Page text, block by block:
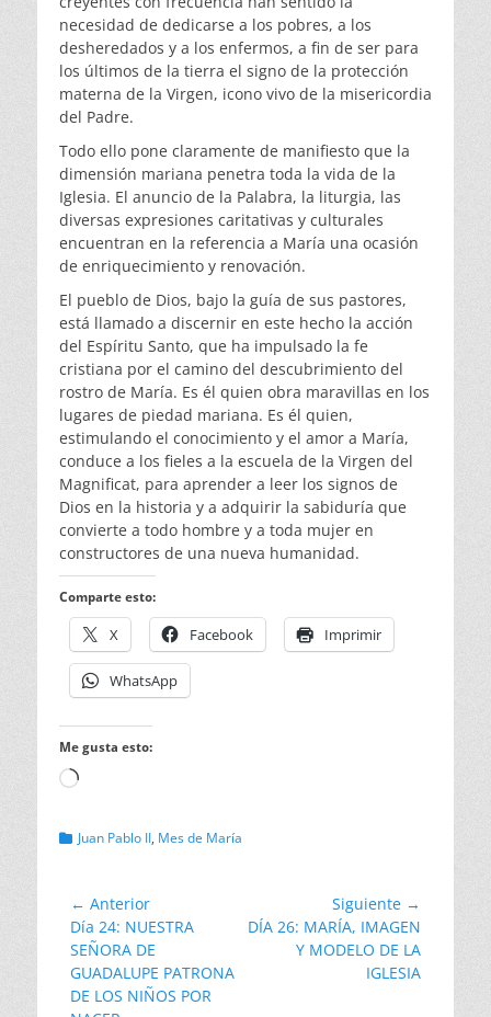
necesidad de dedicarse a los pobres, a los
desheredados y a los enfermos, a fin de ser para
los últimos de la tierra el signo de la protección
materna de la Virgen, icono vivo de la misericordia
del Padre.
Todo ello pone claramente de manifiesto que la
dimensión mariana penetra toda la vida de la
Iglesia. El anuncio de la Palabra, la liturgia, las
diversas expresiones caritativas y culturales
encuentran en la referencia a María una ocasión
de enriquecimiento y renovación.
El pueblo de Dios, bajo la guía de sus pastores,
está llamado a discernir en este hecho la acción
del Espíritu Santo, que ha impulsado la fe
cristiana por el camino del descubrimiento del
rostro de María. Es él quien obra maravillas en los
lugares de piedad mariana. Es él quien,
estimulando el conocimiento y el amor a María,
conduce a los fieles a la escuela de la Virgen del
Magnificat, para aprender a leer los signos de
Dios en la historia y a adquirir la sabiduría que
convierte a todo hombre y a toda mujer en
constructores de una nueva humanidad.
Comparte esto:
X Facebook Imprimir
WhatsApp
Me gusta esto:
Cargando...
Categorias
Juan Pablo II, Mes de María
Navegación
de
entradas
← Anterior
Entrada
anterior:
Día 24: NUESTRA
SEÑORA DE
GUADALUPE PATRONA
DE LOS NIÑOS POR
Siguiente →
Entrada
siguiente:
DÍA 26: MARÍA, IMAGEN
Y MODELO DE LA
IGLESIA